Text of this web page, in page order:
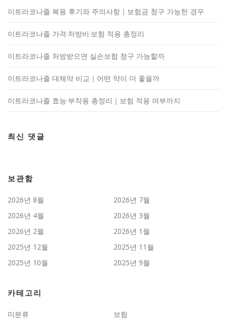
이트라코나졸 복용 후기와 주의사항｜보험금 청구 가능한 경우
이트라코나졸 가격·처방비·보험 적용 총정리
이트라코나졸 처방받으면 실손보험 청구 가능할까
이트라코나졸 대체약 비교｜어떤 약이 더 좋을까
이트라코나졸 효능·부작용 총정리｜보험 적용 여부까지
최신 댓글
보관함
2026년 8월
2026년 7월
2026년 4월
2026년 3월
2026년 2월
2026년 1월
2025년 12월
2025년 11월
2025년 10월
2025년 9월
카테고리
미분류 보험